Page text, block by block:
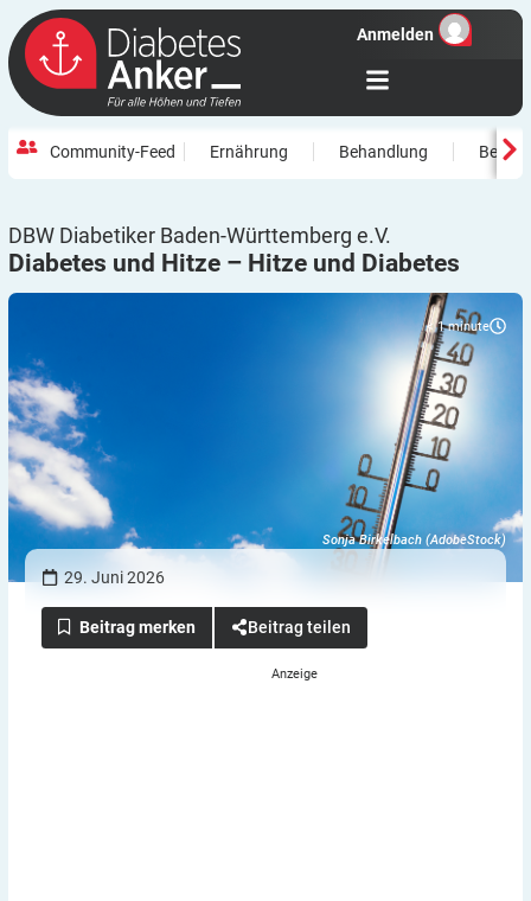
Anmelden
Community-Feed Ernährung Behandlung
DBW Diabetiker Baden-Württemberg e.V.
Diabetes und Hitze – Hitze und Diabetes
< 1 minute
Sonja Birkelbach (AdobeStock)
29. Juni 2026
Beitrag teilen